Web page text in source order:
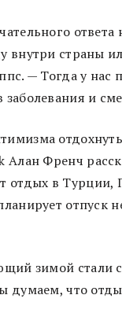
внутри страны
— Тогда у
и
Френч
в Турции,
отпуск
зимой стали
думаем, что